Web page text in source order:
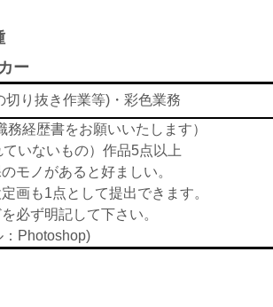
ー
り抜き作業等)・彩色業務
経歴書をお願いいたします）
いないもの）作品5点以上
モノがあると好ましい。
画も1点として提出できます。
必ず明記して下さい。
Photoshop)